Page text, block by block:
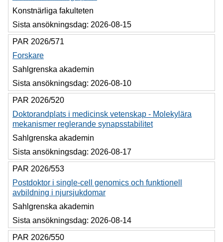
Konstnärliga fakulteten
Sista ansökningsdag: 2026-08-15
PAR 2026/571
Forskare
Sahlgrenska akademin
Sista ansökningsdag: 2026-08-10
PAR 2026/520
Doktorandplats i medicinsk vetenskap - Molekylära
mekanismer reglerande synapsstabilitet
Sahlgrenska akademin
Sista ansökningsdag: 2026-08-17
PAR 2026/553
Postdoktor i single-cell genomics och funktionell
avbildning i njursjukdomar
Sahlgrenska akademin
Sista ansökningsdag: 2026-08-14
PAR 2026/550